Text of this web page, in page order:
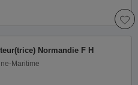
Normandie F H
Maritime